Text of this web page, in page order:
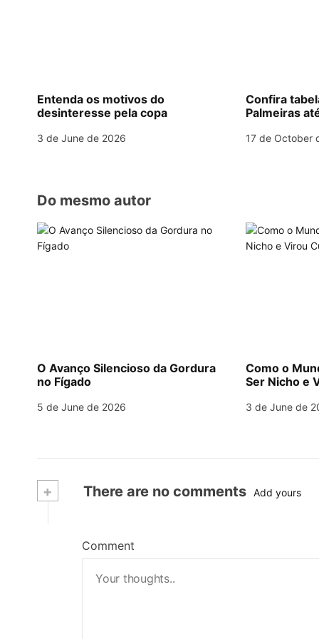
g
a
t
o
n
Entenda os motivos do
desinteresse pela copa
3 de June de 2026
Confira
Palmeiras
17 de October
Do mesmo autor
O Avanço Silencioso da Gordura
no Fígado
5 de June de 2026
Como o
Ser Nicho e
3 de June de
+ There are no comments Add yours
Comment